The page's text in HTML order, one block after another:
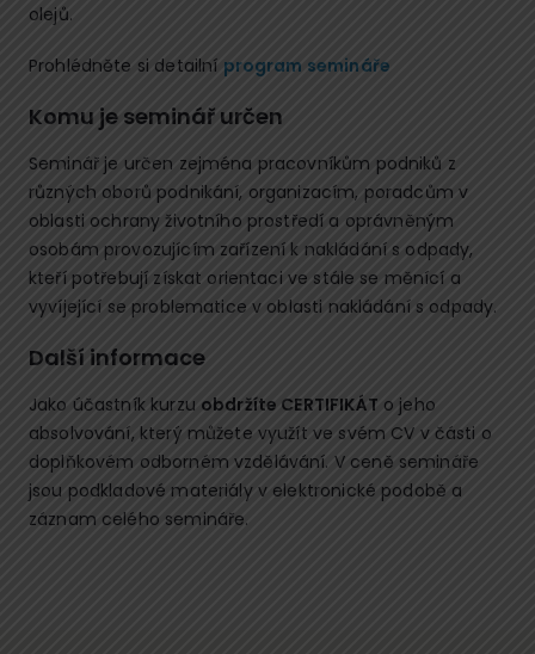
olejů.
Prohlédněte si detailní program semináře
Komu je seminář určen
Seminář je určen zejména pracovníkům podniků z
různých oborů podnikání, organizacím, poradcům v
oblasti ochrany životního prostředí a oprávněným
osobám provozujícím zařízení k nakládání s odpady,
kteří potřebují získat orientaci ve stále se měnící a
vyvíjející se problematice v oblasti nakládání s odpady.
Další informace
Jako účastník kurzu obdržíte CERTIFIKÁT o jeho
absolvování, který můžete využít ve svém CV v části o
doplňkovém odborném vzdělávání. V ceně semináře
jsou podkladové materiály v elektronické podobě a
záznam celého semináře.